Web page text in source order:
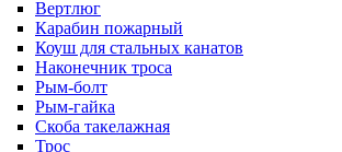
Вертлюг
Карабин пожарный
Коуш для стальных канатов
Наконечник троса
Рым-болт
Рым-гайка
Скоба такелажная
Трос